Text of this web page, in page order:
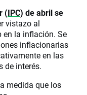
(IPC) de abril se
vistazo al
en la inflación. Se
inflacionarias
en las
de interés.
medida que los